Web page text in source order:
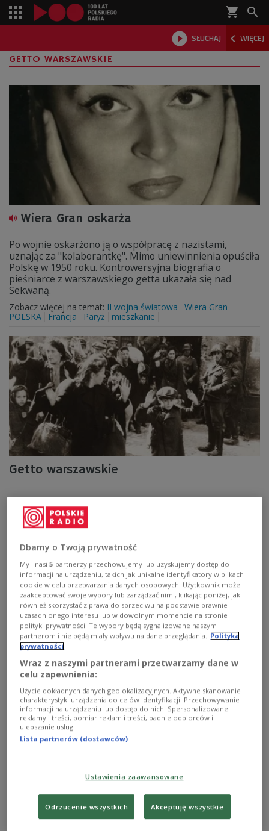
shopping_cart 
 SŁUCHAJ  WIĘCEJ

GETTO WARSZAWSKIE
Wiera Gran oskarża
Po wojnie oskarżono ją o współpracę z nazistami,
uznając za "kolaborantkę". Mimo uniewinnienia opuściła
Polskę w 1950 roku. Kontrowersyjna biografia o
pieśniarce z warszawskiego getta ukazała się nad
Sekwaną.
Zobacz więcej na temat: II wojna światowa
Wiera Gran
POLSKA
Francja Paryż mieszkanie
Getto warszawskie
Zobacz więcej na temat:
Warszawa
Żydzi
Bronisław Geremek
Ur. 1932, zm. 2008. Historyk-mediewista, polityk,
działacz opozycji demokratycznej.
Zobacz więcej na temat:
okrągły stół
opozycja demokratyczna
Dbamy o Twoją prywatność
My i nasi5 partnerzy przechowujemy lub uzyskujemy dostęp do
informacji na urządzeniu, takich jak unikalne identyfikatory w plikach
cookie w celu przetwarzania danych osobowych. Użytkownik może
zaakceptować swoje wybory lub zarządzać nimi, klikając poniżej, jak
również skorzystać z prawa do sprzeciwu na podstawie prawnie
uzasadnionego interesu lub w dowolnym momencie na stronie
polityki prywatności. Te wybory będą sygnalizowane naszym
partnerom i nie będą miały wpływu na dane przeglądania.
Polityka
prywatności
Wraz z naszymi partnerami przetwarzamy dane w
celu zapewnienia:
Użycie dokładnych danych geolokalizacyjnych. Aktywne skanowanie
charakterystyki urządzenia do celów identyfikacji. Przechowywanie
informacji na urządzeniu lub dostęp do nich. Spersonalizowane
reklamy i treści, pomiar reklam i treści, badnie odbiorców i
ulepszanie usług.
Lista partnerów (dostawców)
Ustawienia zaawansowane
Odrzucenie wszystkich Akceptuję wszystkie